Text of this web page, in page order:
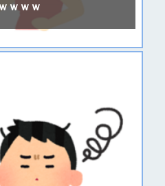
ｗｗｗ